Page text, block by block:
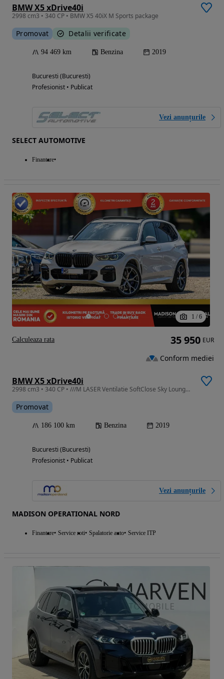
BMW X5 xDrive40i
2998 cm3 • 340 CP • BMW X5 40iX M Sports package
Promovat Detalii verificate
94 469 km Benzina 2019
Bucuresti (Bucuresti)
Profesionist • Publicat
Vezi anunțurile
SELECT AUTOMOTIVE
Finantare
1 / 6
BMW X5 xDrive40i
2998 cm3 • 340 CP • ///M LASER Ventilatie SoftClose Sky Lounge PerneAer Gestures Kristal
Promovat
186 100 km Benzina 2019
Bucuresti (Bucuresti)
Profesionist • Publicat
Vezi anunțurile
MADISON OPERATIONAL NORD
Finantare Service roti Spalatorie auto Service ITP
35 950 EUR
Conform mediei
Calculeaza rata